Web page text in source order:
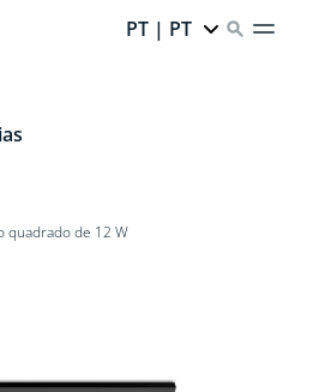
PT | PT
quadrado de 12 W